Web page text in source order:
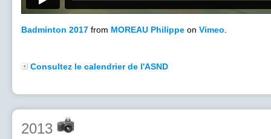
Badminton 2017 from MOREAU Philippe on Vimeo
Consultez le calendrier de l'ASND
2013